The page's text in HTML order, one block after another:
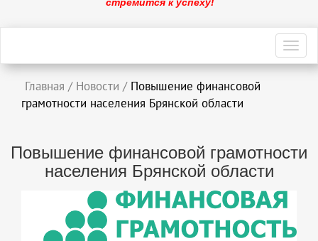
Главная / Новости / Повышение финансовой
грамотности населения Брянской области
Повышение финансовой грамотности
населения Брянской области